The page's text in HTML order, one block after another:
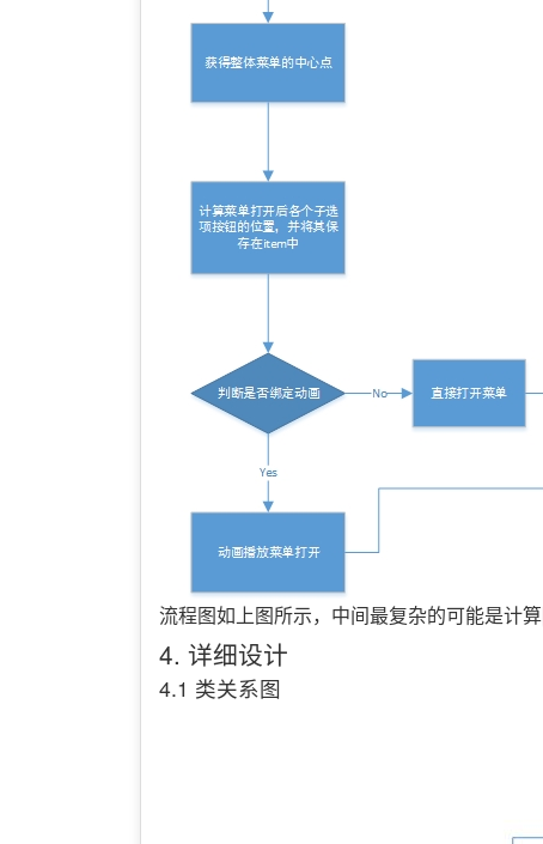
流程图如上图所示，中间最复杂的可能是计算
4. 详细设计
4.1 类关系图